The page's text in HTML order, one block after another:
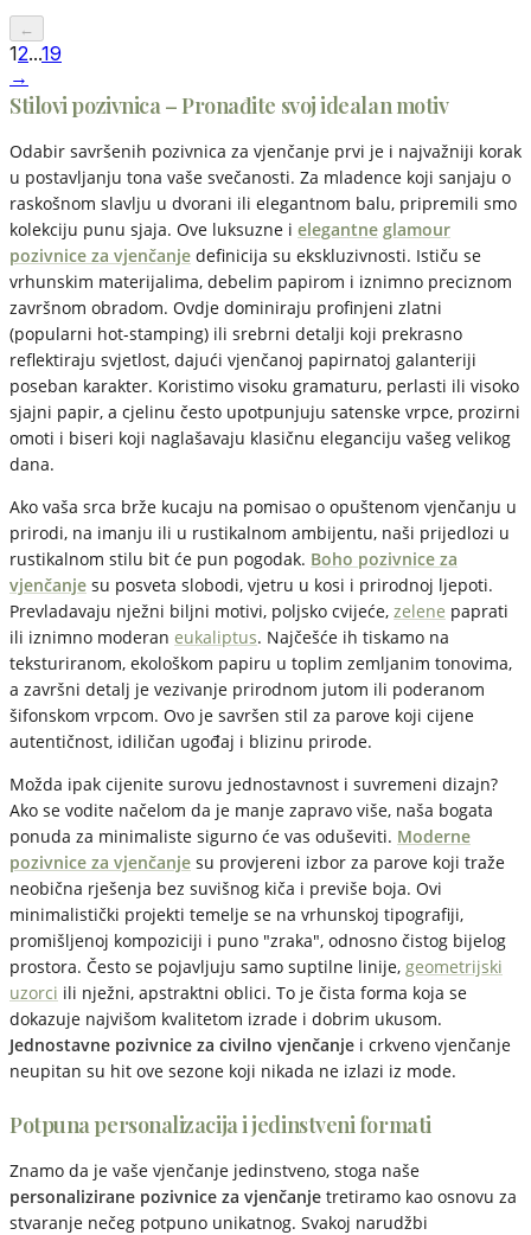
←
12...19
→
Stilovi pozivnica – Pronađite svoj idealan motiv
Odabir savršenih pozivnica za vjenčanje prvi je i najvažniji korak
u postavljanju tona vaše svečanosti. Za mladence koji sanjaju o
raskošnom slavlju u dvorani ili elegantnom balu, pripremili smo
kolekciju punu sjaja. Ove luksuzne i elegantne glamour
pozivnice za vjenčanje definicija su ekskluzivnosti. Ističu se
vrhunskim materijalima, debelim papirom i iznimno preciznom
završnom obradom. Ovdje dominiraju profinjeni zlatni
(popularni hot-stamping) ili srebrni detalji koji prekrasno
reflektiraju svjetlost, dajući vjenčanoj papirnatoj galanteriji
poseban karakter. Koristimo visoku gramaturu, perlasti ili visoko
sjajni papir, a cjelinu često upotpunjuju satenske vrpce, prozirni
omoti i biseri koji naglašavaju klasičnu eleganciju vašeg velikog
dana.
Ako vaša srca brže kucaju na pomisao o opuštenom vjenčanju u
prirodi, na imanju ili u rustikalnom ambijentu, naši prijedlozi u
rustikalnom stilu bit će pun pogodak. Boho pozivnice za
vjenčanje su posveta slobodi, vjetru u kosi i prirodnoj ljepoti.
Prevladavaju nježni biljni motivi, poljsko cvijeće, zelene paprati
ili iznimno moderan eukaliptus. Najčešće ih tiskamo na
teksturiranom, ekološkom papiru u toplim zemljanim tonovima,
a završni detalj je vezivanje prirodnom jutom ili poderanom
šifonskom vrpcom. Ovo je savršen stil za parove koji cijene
autentičnost, idiličan ugođaj i blizinu prirode.
Možda ipak cijenite surovu jednostavnost i suvremeni dizajn?
Ako se vodite načelom da je manje zapravo više, naša bogata
ponuda za minimaliste sigurno će vas oduševiti. Moderne
pozivnice za vjenčanje su provjereni izbor za parove koji traže
neobična rješenja bez suvišnog kiča i previše boja. Ovi
minimalistički projekti temelje se na vrhunskoj tipografiji,
promišljenoj kompoziciji i puno "zraka", odnosno čistog bijelog
prostora. Često se pojavljuju samo suptilne linije, geometrijski
uzorci ili nježni, apstraktni oblici. To je čista forma koja se
dokazuje najvišom kvalitetom izrade i dobrim ukusom.
Jednostavne pozivnice za civilno vjenčanje i crkveno vjenčanje
neupitan su hit ove sezone koji nikada ne izlazi iz mode.
Potpuna personalizacija i jedinstveni formati
Znamo da je vaše vjenčanje jedinstveno, stoga naše
personalizirane pozivnice za vjenčanje tretiramo kao osnovu za
stvaranje nečeg potpuno unikatnog. Svakoj narudžbi